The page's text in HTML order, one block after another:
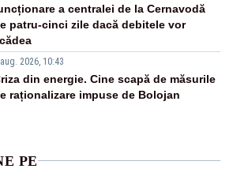
a centralei de la Cernavodă
patru-cinci zile dacă debitele vor
2026, 10:43
din energie. Cine scapă de măsurile
raționalizare impuse de Bolojan
PE